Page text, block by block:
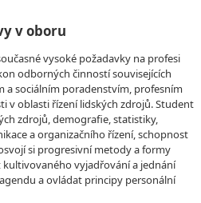
v oboru
vysoké požadavky na profesi
odborných činností souvisejících
a sociálním poradenstvím, profesním
v oblasti řízení lidských zdrojů. Student
zdrojů, demografie, statistiky,
a organizačního řízení, schopnost
si progresivní metody a formy
vyjadřování a jednání
a ovládat principy personální